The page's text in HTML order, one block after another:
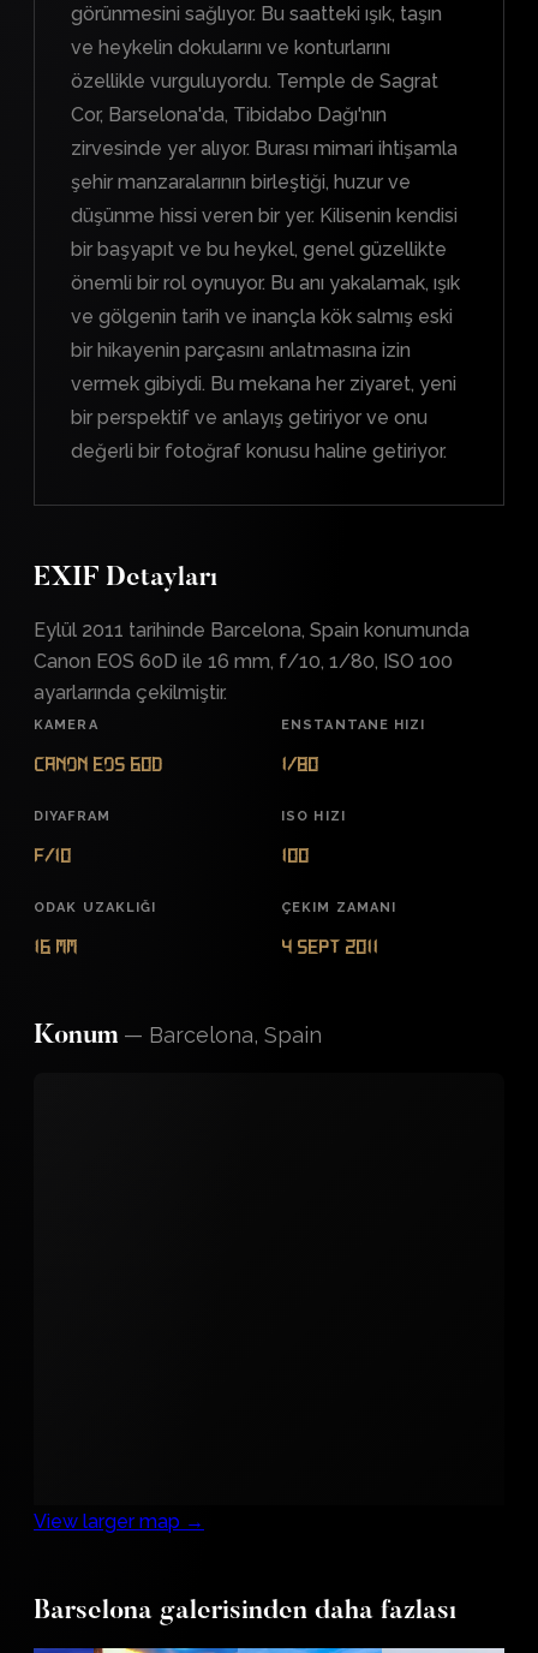
görünmesini sağlıyor. Bu saatteki ışık, taşın
ve heykelin dokularını ve konturlarını
özellikle vurguluyordu. Temple de Sagrat
Cor, Barselona'da, Tibidabo Dağı'nın
zirvesinde yer alıyor. Burası mimari ihtişamla
şehir manzaralarının birleştiği, huzur ve
düşünme hissi veren bir yer. Kilisenin kendisi
bir başyapıt ve bu heykel, genel güzellikte
önemli bir rol oynuyor. Bu anı yakalamak, ışık
ve gölgenin tarih ve inançla kök salmış eski
bir hikayenin parçasını anlatmasına izin
vermek gibiydi. Bu mekana her ziyaret, yeni
bir perspektif ve anlayış getiriyor ve onu
değerli bir fotoğraf konusu haline getiriyor.
EXIF Detayları
Eylül 2011 tarihinde Barcelona, Spain konumunda
Canon EOS 60D ile 16 mm, f/10, 1/80, ISO 100
ayarlarında çekilmiştir.
KAMERA
Canon EOS 60D
ENSTANTANE HIZI
1/80
DIYAFRAM
f/10
ISO HIZI
100
ODAK UZAKLIĞI
16 mm
ÇEKIM ZAMANI
4 Sept 2011
Konum — Barcelona, Spain
View larger map →
Barselona galerisinden daha fazlası